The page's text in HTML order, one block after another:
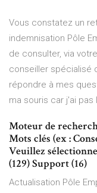
Vous constatez un
indemnisation Pôle
de consulter, via
conseiller spécialisé
répondre à mes
ma souris car j'ai pas
Moteur de
Mots clés (ex :
Veuillez
(129) Support (16)
Actualisation Pôle